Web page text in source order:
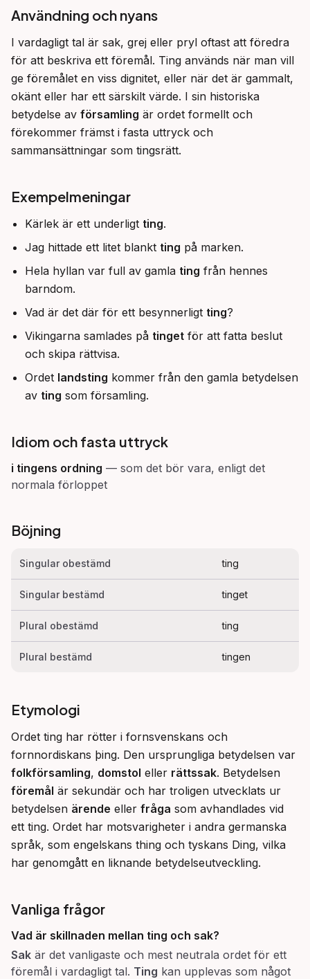
Användning och nyans
I vardagligt tal är sak, grej eller pryl oftast att föredra
för att beskriva ett föremål. Ting används när man vill
ge föremålet en viss dignitet, eller när det är gammalt,
okänt eller har ett särskilt värde. I sin historiska
betydelse av församling är ordet formellt och
förekommer främst i fasta uttryck och
sammansättningar som tingsrätt.
Exempelmeningar
Kärlek är ett underligt ting.
Jag hittade ett litet blankt ting på marken.
Hela hyllan var full av gamla ting från hennes
barndom.
Vad är det där för ett besynnerligt ting?
Vikingarna samlades på tinget för att fatta beslut
och skipa rättvisa.
Ordet landsting kommer från den gamla betydelsen
av ting som församling.
Idiom och fasta uttryck
i tingens ordning — som det bör vara, enligt det
normala förloppet
Böjning
Singular obestämd ting
Singular bestämd tinget
Plural obestämd ting
Plural bestämd tingen
Etymologi
Ordet ting har rötter i fornsvenskans och
folkförsamling, domstol eller rättssak
föremål är sekundär och har troligen utvecklats ur
betydelsen ärende eller fråga som avhandlades vid
ett ting. Ordet har motsvarigheter i andra germanska
språk, som engelskans thing och tyskans Ding, vilka
har genomgått en liknande betydelseutveckling.
Vanliga frågor
Vad är skillnaden mellan ting och sak?
Sak är det vanligaste och mest neutrala ordet för ett
föremål i vardagligt tal. Ting kan upplevas som något